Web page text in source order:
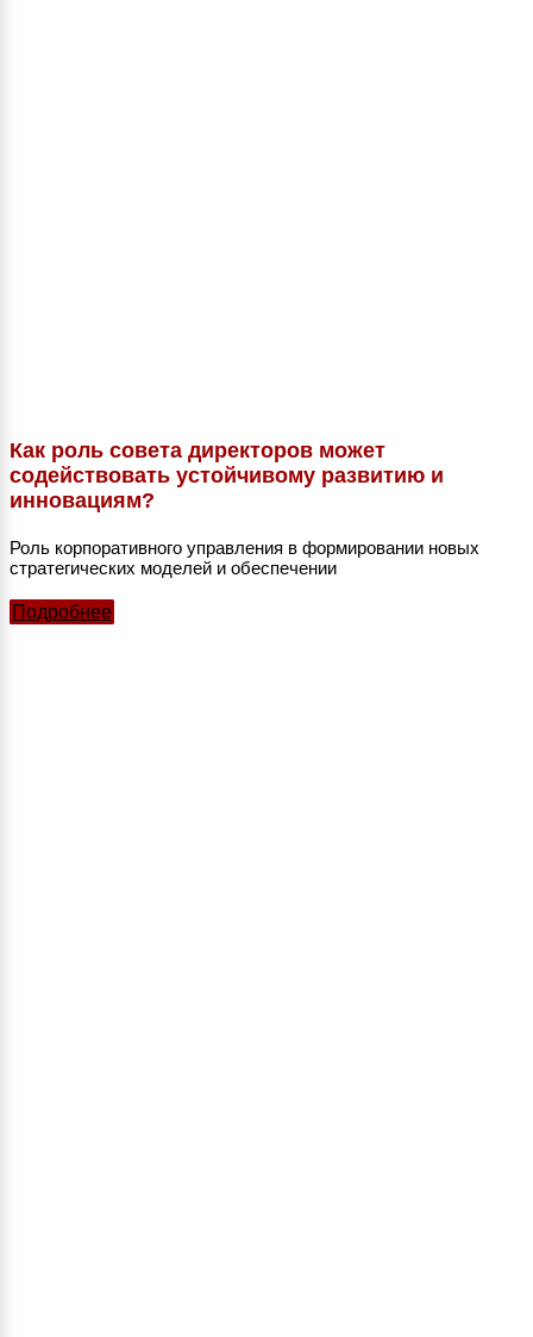
Как роль совета директоров может
содействовать устойчивому развитию и
инновациям?
Роль корпоративного управления в формировании новых
стратегических моделей и обеспечении
Подробнее